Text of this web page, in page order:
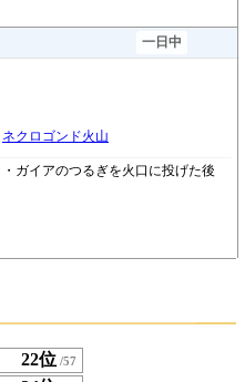
一日中
ネクロゴンド火山
・ガイアのつるぎを火口に投げた後
22位